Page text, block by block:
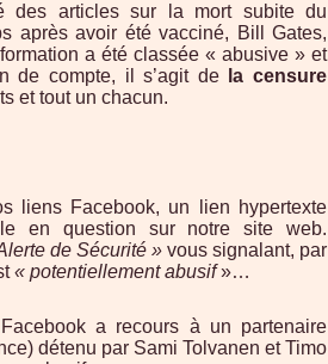
des articles sur la mort subite du
après avoir été vacciné, Bill Gates,
a été classée « abusive » et
de compte, il s’agit de
la censure
et tout un chacun.
liens Facebook, un lien hypertexte
en question sur notre site web.
de Sécurité »vous signalant, par
« potentiellement abusif»…
a recours à un partenaire
détenu par Sami Tolvanen et Timo